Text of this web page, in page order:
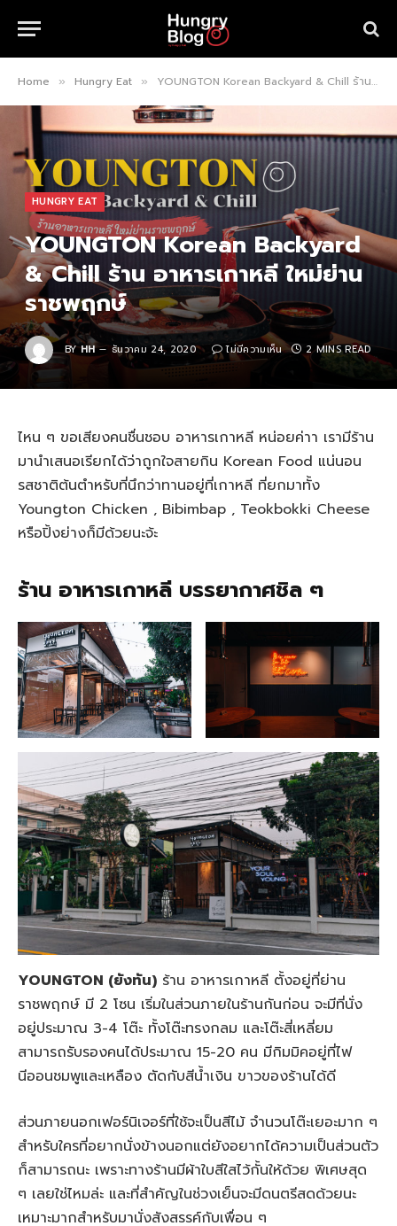
Home » Hungry Eat » YOUNGTON Korean Backyard & Chill ร้าน อาหารเกาหลี ใหม่ย่านราชพฤกษ์
HUNGRY EAT
YOUNGTON Korean Backyard
& Chill ร้าน อาหารเกาหลี ใหม่ย่าน
ราชพฤกษ์
BY HH ธันวาคม 24, 2020 ไม่มีความเห็น 2 MINS READ
ไหน ๆ ขอเสียงคนชื่นชอบ อาหารเกาหลี หน่อยค่าา เรามีร้าน
มานำเสนอเรียกได้ว่าถูกใจสายกิน Korean Food แน่นอน
รสชาติต้นตำหรับที่นึกว่าทานอยู่ที่เกาหลี ที่ยกมาทั้ง
Youngton Chicken , Bibimbap , Teokbokki Cheese
หรือปิ้งย่างก็มีด้วยนะจ้ะ
ร้าน อาหารเกาหลี บรรยากาศชิล ๆ
YOUNGTON (ยังทัน) ร้าน อาหารเกาหลี ตั้งอยู่ที่ย่าน
ราชพฤกษ์ มี 2 โซน เริ่มในส่วนภายในร้านกันก่อน จะมีที่นั่ง
อยู่ประมาณ 3-4 โต๊ะ ทั้งโต๊ะทรงกลม และโต๊ะสี่เหลี่ยม
สามารถรับรองคนได้ประมาณ 15-20 คน มีกิมมิคอยู่ที่ไฟ
นีออนชมพูและเหลือง ตัดกับสีน้ำเงิน ขาวของร้านได้ดี
ส่วนภายนอกเฟอร์นิเจอร์ที่ใช้จะเป็นสีไม้ จำนวนโต๊ะเยอะมาก ๆ
สำหรับใครที่อยากนั่งข้างนอกแต่ยังอยากได้ความเป็นส่วนตัว
ก็สามารถนะ เพราะทางร้านมีผ้าใบสีใสไว้กั้นให้ด้วย พิเศษสุด
ๆ เลยใช่ไหมล่ะ และที่สำคัญในช่วงเย็นจะมีดนตรีสดด้วยนะ
เหมาะมากสำหรับมานั่งสังสรรค์กับเพื่อน ๆ